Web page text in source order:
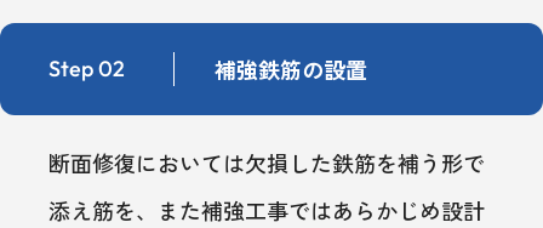
Step 02 補強鉄筋の設置
断面修復においては欠損した鉄筋を補う形で
添え筋を、また補強工事ではあらかじめ設計